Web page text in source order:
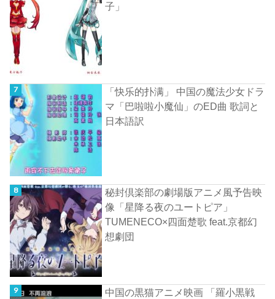
子」
「快乐的扑满」 中国の魔法少女ドラ
マ「巴啦啦小魔仙」のED曲 歌詞と
日本語訳
秘封倶楽部の劇場版アニメ風予告映
像「星降る夜のユートピア」
TUMENECO×四面楚歌 feat.京都幻
想劇団
中国の黒猫アニメ映画 「羅小黒戦